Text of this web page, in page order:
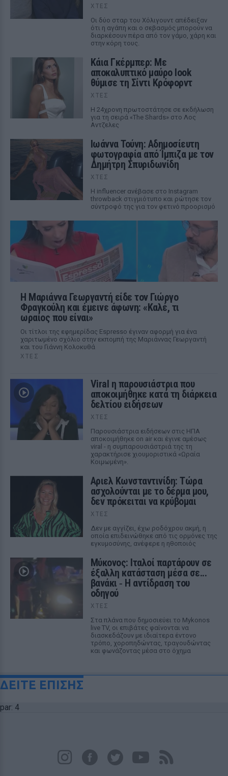
ΧΤΕΣ
Οι δύο σταρ του Χόλιγουντ απέδειξαν
ότι η αγάπη και ο σεβασμός μπορούν να
διαρκέσουν πέρα από τον γάμο, χάρη και
στην κόρη τους.
Κάια Γκέρμπερ: Με
αποκαλυπτικό μαύρο look
θύμισε τη Σίντι Κρόφορντ
ΧΤΕΣ
Η 24χρονη πρωτοστάτησε σε εκδήλωση
για τη σειρά «The Shards» στο Λος
Αντζελες
Ιωάννα Τούνη: Αδημοσίευτη
φωτογραφία από Ίμπιζα με τον
Δημήτρη Σπυριδωνίδη
ΧΤΕΣ
Η influencer ανέβασε στο Instagram
throwback στιγμιότυπο και ρώτησε τον
σύντροφό της για τον φετινό προορισμό
Η Μαριάννα Γεωργαντή είδε τον Γιώργο
Φραγκούλη και έμεινε άφωνη: «Καλέ, τι
ωραίος που είναι»
Οι τίτλοι της εφημερίδας Espresso έγιναν αφορμή για ένα
χαριτωμένο σχόλιο στην εκπομπή της Μαριάννας Γεωργαντή
και του Γιάννη Κολοκυθά
ΧΤΕΣ
Viral η παρουσιάστρια που
αποκοιμήθηκε κατά τη διάρκεια
δελτίου ειδήσεων
ΧΤΕΣ
Παρουσιάστρια ειδήσεων στις ΗΠΑ
αποκοιμήθηκε on air και έγινε αμέσως
viral - η συμπαρουσιάστριά της τη
χαρακτήρισε χιουμοριστικά «Ωραία
Κοιμωμένη».
Αριελ Κωνσταντινίδη: Τώρα
ασχολούνται με το δέρμα μου,
δεν πρόκειται να κρύβομαι
ΧΤΕΣ
Δεν με αγγίζει, έχω ροδόχρου ακμή, η
οποία επιδεινώθηκε από τις ορμόνες της
εγκυμοσύνης, ανέφερε η ηθοποιός
Μύκονος: Ιταλοί παρτάρουν σε
έξαλλη κατάσταση μέσα σε...
βανάκι ‑ Η αντίδραση του
οδηγού
ΧΤΕΣ
Στα πλάνα που δημοσιεύει το Mykonos
live TV, οι επιβάτες φαίνονται να
διασκεδάζουν με ιδιαίτερα έντονο
τρόπο, χοροπηδώντας, τραγουδώντας
και φωνάζοντας μέσα στο όχημα
ΔΕΙΤΕ ΕΠΙΣΗΣ
par: 4